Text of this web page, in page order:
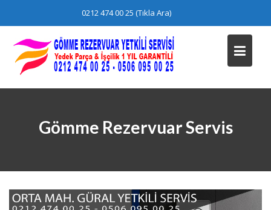
content
0212 474 00 25 (Tıkla Ara)
Gömme Rezervuar Servis